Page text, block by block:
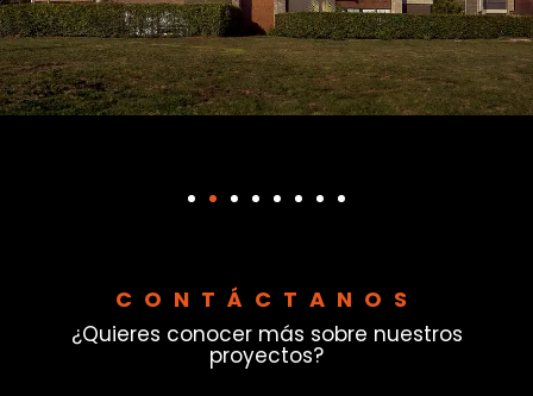
CONTÁCTANOS
¿Quieres conocer más sobre nuestros
proyectos?